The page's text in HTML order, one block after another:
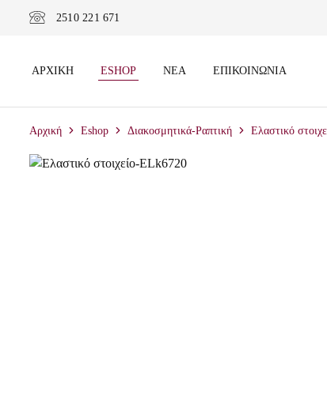
2510 221 671
ΑΡΧΙΚΉ ESHOP ΝΈΑ ΕΠΙΚΟΙΝΩΝΊΑ
Αρχική Eshop Διακοσμητικά-Ραπτική Ελαστικό